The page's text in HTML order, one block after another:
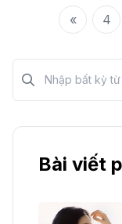
« 4
Tìm kiếm?>
Bài viết